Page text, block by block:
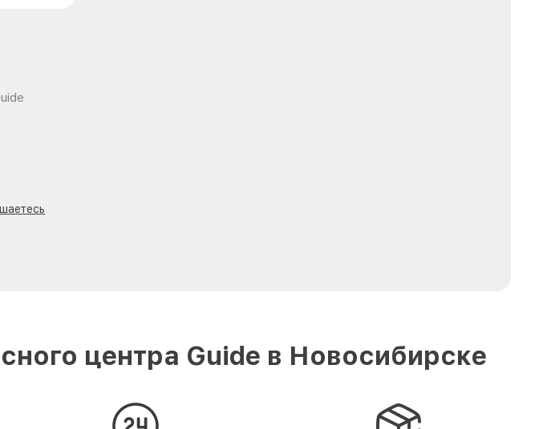
центра Guide в Новосибирске